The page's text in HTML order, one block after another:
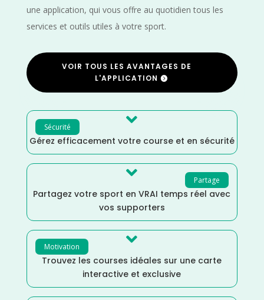
une application, qui vous offre au quotidien tous les
services et outils utiles à votre sport.
VOIR TOUS LES AVANTAGES DE
L'APPLICATION
Sécurité 
Gérez efficacement votre course et en sécurité
Partage

Partagez votre sport en VRAI temps réel avec
vos supporters
Motivation 
Trouvez les courses idéales sur une carte
interactive et exclusive